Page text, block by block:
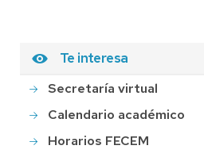
Te interesa
Secretaría virtual
Calendario académico
Horarios FECEM